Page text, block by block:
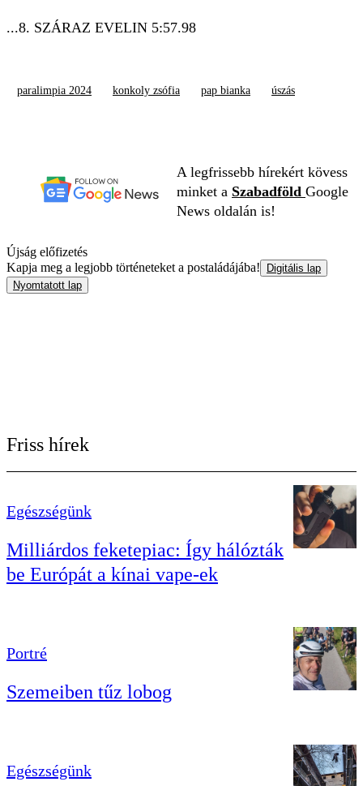
...8. SZÁRAZ EVELIN 5:57.98
paralimpia 2024 konkoly zsófia pap bianka úszás
A legfrissebb hírekért kövess
minket a Szabadföld Google
News oldalán is!
Újság előfizetés
Kapja meg a legjobb történeteket a postaládájába!
Digitális lap
Nyomtatott lap
Friss hírek
Egészségünk
Milliárdos feketepiac: Így hálózták
be Európát a kínai vape-ek
Portré
Szemeiben tűz lobog
Egészségünk